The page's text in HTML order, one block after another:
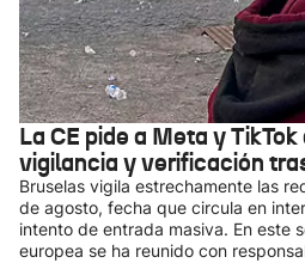
La CE pide a Meta y
vigilancia y verificación
Bruselas vigila estrechamente las
de agosto, fecha que circula en
intento de entrada masiva. En este
europea se ha reunido con